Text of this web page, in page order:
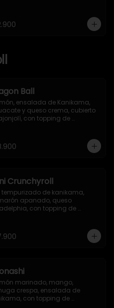
Ball
ensalada de Kanikama,
y queso crema, cubierto
con topping de
Crunchyroll
tempurizado de kanikama,
apanado, queso
con topping de
marinado, mango,
crespa, ensalada de
con topping de